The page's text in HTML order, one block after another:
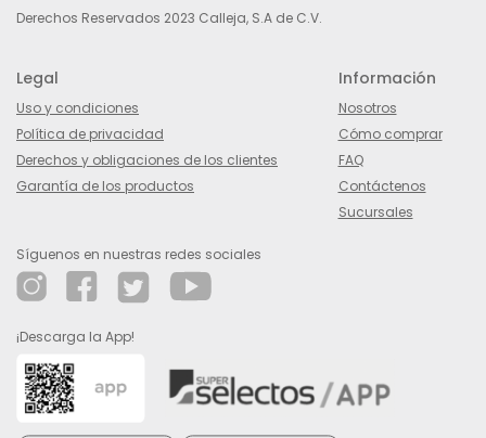
Derechos Reservados 2023 Calleja, S.A de C.V.
Legal
Uso y condiciones
Política de privacidad
Derechos y obligaciones de los clientes
Garantía de los productos
Información
Nosotros
Cómo comprar
FAQ
Contáctenos
Sucursales
Síguenos en nuestras redes sociales
¡Descarga la App!